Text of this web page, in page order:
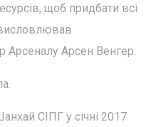
щоб придбати всі
висловлював
Арсеналу Арсен Венгер.
СІПГ у січні 2017